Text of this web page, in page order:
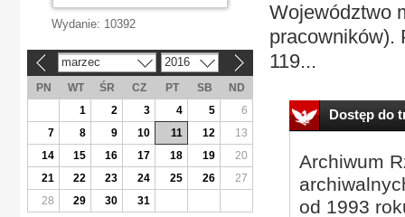
Województwo
pracowników).
119...
Dostęp do
Archiwum
od 1993
Wydanie: 10392
marzec 2016
PN WT ŚR CZ PT SB
ND
1
2 3 4 5
6
7
8 9 10 11 12
13
14
15 16 17 18 19
20
21
22 23 24 25 26
27
28
29 30 31